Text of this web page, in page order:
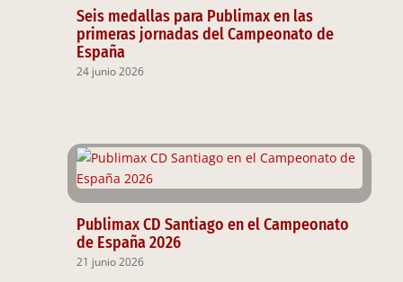
Seis medallas para Publimax en las
primeras jornadas del Campeonato de
España
24 junio 2026
Publimax CD Santiago en el Campeonato
de España 2026
21 junio 2026